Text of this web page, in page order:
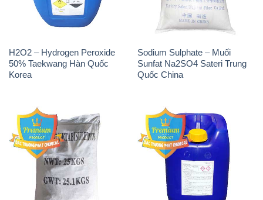
H2O2 – Hydrogen Peroxide
50% Taekwang Hàn Quốc
Korea
Sodium Sulphate – Muối
Sunfat Na2SO4 Sateri Trung
Quốc China